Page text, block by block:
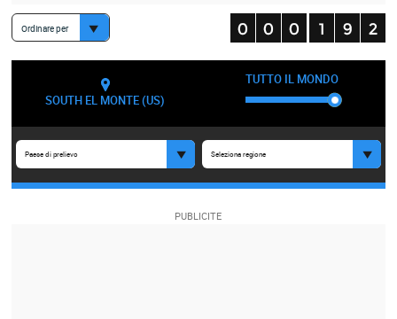
Ordinare per
SOUTH EL MONTE (US)
TUTTO IL MONDO
Paese di prelievo Seleziona regione